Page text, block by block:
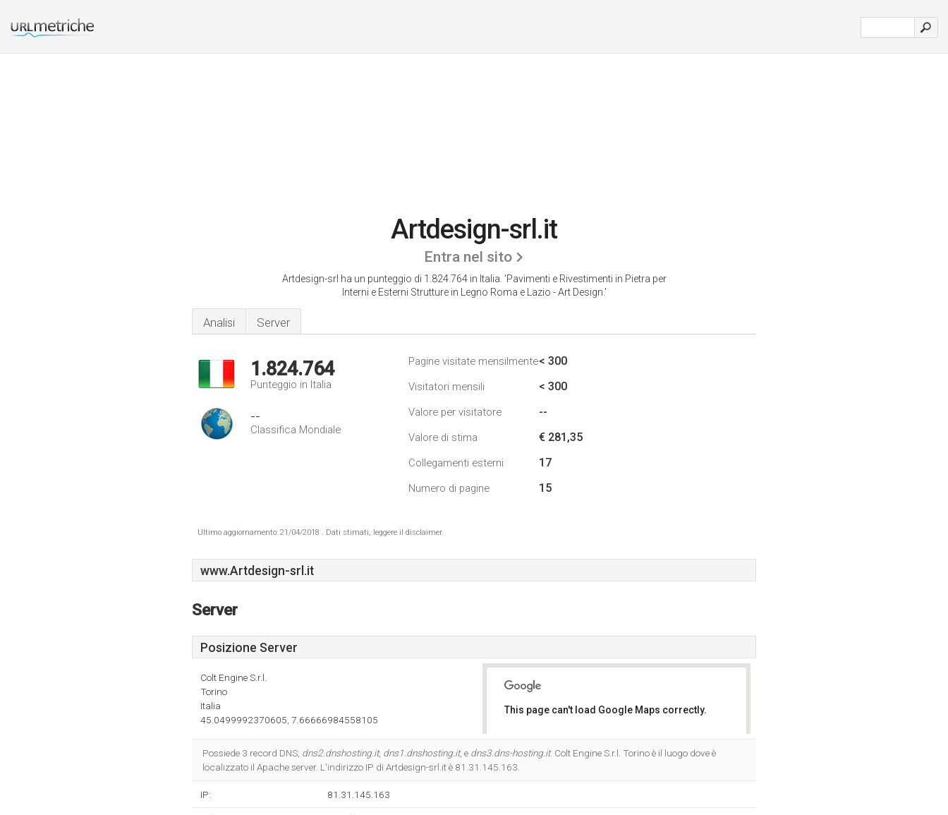
Artdesign-srl.it
Entra nel sito
Artdesign-srl ha un punteggio di 1.824.764 in Italia. 'Pavimenti e Rivestimenti in Pietra per
Interni e Esterni Strutture in Legno Roma e Lazio - Art Design.'
Analisi Server
1.824.764
Punteggio in Italia
--
Classifica Mondiale
Pagine visitate mensilmente< 300
Visitatori mensili < 300
Valore per visitatore --
Valore di stima € 281,35
Collegamenti esterni 17
Numero di pagine 15
Ultimo aggiornamento: 21/04/2018 . Dati stimati, leggere il disclaimer.
www.Artdesign-srl.it
Server
Posizione Server
Colt Engine S.r.l.
Torino
Italia
45.0499992370605, 7.66666984558105
This page can't load Google Maps correctly.
Possiede 3 record DNS, dns2.dnshosting.it, dns1.dnshosting.it, e dns3.dns-hosting.it. Colt Engine S.r.l. Torino è il luogo dove è
localizzato il Apache server. L'indirizzo IP di Artdesign-srl.it è 81.31.145.163.
IP: 81.31.145.163